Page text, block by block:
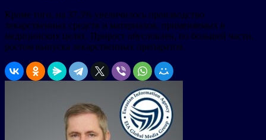
Кроме того, на 37,3% увеличилось производство
лекарственных средств и материалов, применяемых в
медицинских целях. Прирост обусловлен, по большей части,
ростом выпуска лекарственных препаратов.